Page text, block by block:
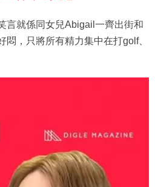
言就係同女兒Abigail一齊出街和
，只將所有精力集中在打golf、